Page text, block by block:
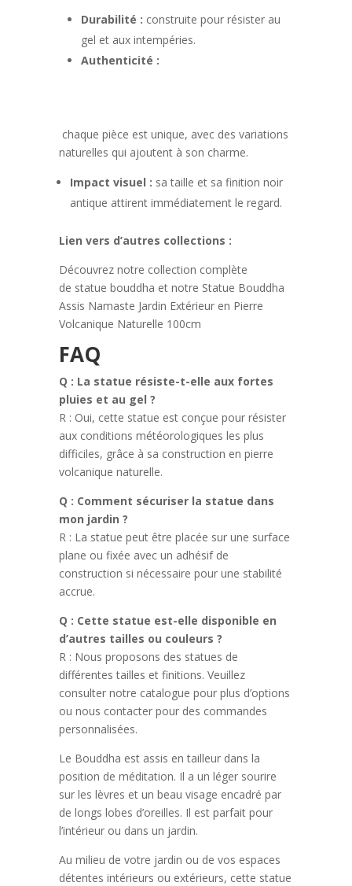
Durabilité : construite pour résister au
gel et aux intempéries.
Authenticité :
chaque pièce est unique, avec des variations
naturelles qui ajoutent à son charme.
Impact visuel : sa taille et sa finition noir
antique attirent immédiatement le regard.
Lien vers d’autres collections :
Découvrez notre collection complète
de statue bouddha et notre Statue Bouddha
Assis Namaste Jardin Extérieur en Pierre
Volcanique Naturelle 100cm
FAQ
Q : La statue résiste-t-elle aux fortes
pluies et au gel ?
R : Oui, cette statue est conçue pour résister
aux conditions météorologiques les plus
difficiles, grâce à sa construction en pierre
volcanique naturelle.
Q : Comment sécuriser la statue dans
mon jardin ?
R : La statue peut être placée sur une surface
plane ou fixée avec un adhésif de
construction si nécessaire pour une stabilité
accrue.
Q : Cette statue est-elle disponible en
d’autres tailles ou couleurs ?
R : Nous proposons des statues de
différentes tailles et finitions. Veuillez
consulter notre catalogue pour plus d’options
ou nous contacter pour des commandes
personnalisées.
Le Bouddha est assis en tailleur dans la
position de méditation. Il a un léger sourire
sur les lèvres et un beau visage encadré par
de longs lobes d’oreilles. Il est parfait pour
l’intérieur ou dans un jardin.
Au milieu de votre jardin ou de vos espaces
détentes intérieurs ou extérieurs, cette statue